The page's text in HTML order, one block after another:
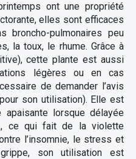
ont une propriété
elles sont efficaces
broncho-pulmonaires peu
la toux, le rhume. Grâce à
cette plante est aussi
légères ou en cas
de demander l’avis
son utilisation). Elle est
apaisante lorsque délayée
ce qui fait de la violette
l’insomnie, le stress et
son utilisation est